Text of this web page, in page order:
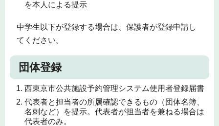
を本人による提示
中学生以下が登録する場合は、保護者が登録申請し
てください。
団体登録
西東京市公共施設予約管理システム使用者登録届書
代表者と担当者の所属確認できるもの（団体名簿、
名刺など）を提示。代表者が担当者を兼ねる場合は
代表者のみ。